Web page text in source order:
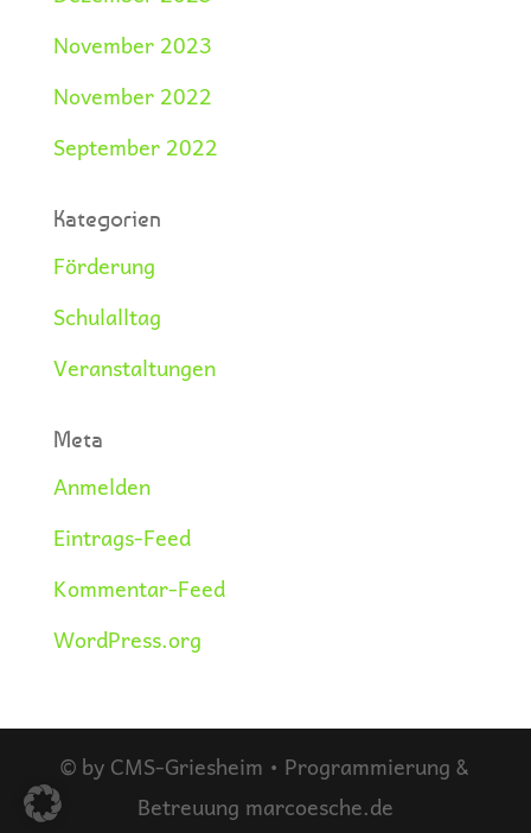
November 2023
November 2022
September 2022
Kategorien
Förderung
Schulalltag
Veranstaltungen
Meta
Anmelden
Eintrags-Feed
Kommentar-Feed
WordPress.org
© by CMS-Griesheim • Programmierung &
Betreuung marcoesche.de